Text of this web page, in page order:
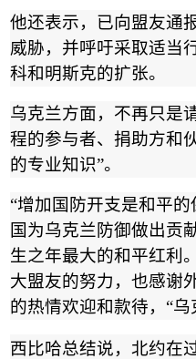
他还表示，已向盟友通
威胁，并呼吁采取适当
科和明斯克的扩张。
乌克兰方面，不再只是
程的参与者、捐助方和
的专业知识”。
“增加国防开支是和平
国为乌克兰防御做出贡
生之年最大的和平红利
大盟友的努力，也感谢
的热情欢迎和款待， “乌
西比哈总结说，北约在